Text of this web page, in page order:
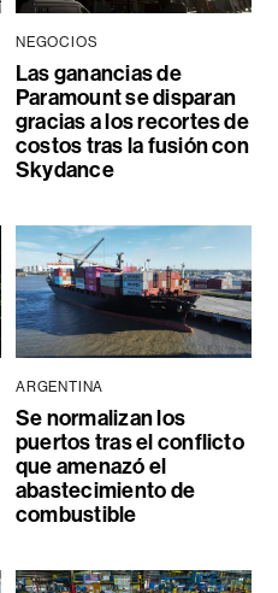
NEGOCIOS
Las ganancias de
Paramount se disparan
gracias a los recortes de
costos tras la fusión con
Skydance
ARGENTINA
Se normalizan los
puertos tras el conflicto
que amenazó el
abastecimiento de
combustible